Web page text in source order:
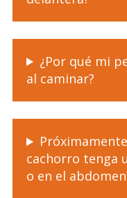
¿Por qué mi
al caminar?
cachorro tenga
o en el